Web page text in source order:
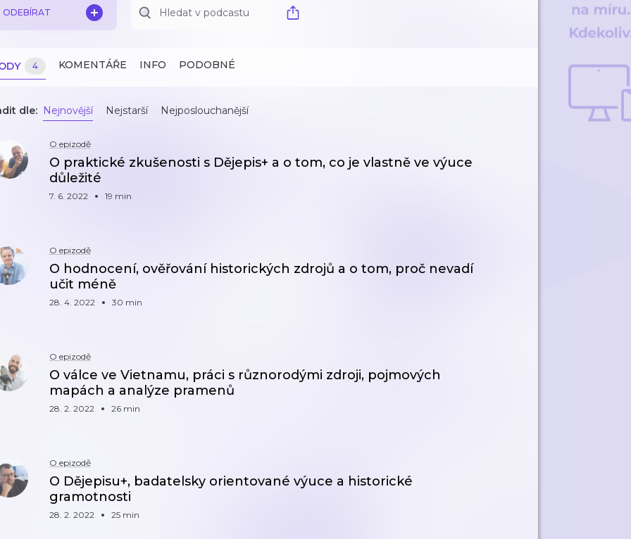
ODEBÍRAT
4 KOMENTÁŘE INFO PODOBNÉ
dle: Nejnovější Nejstarší Nejposlouchanější
O epizodě
O praktické zkušenosti s Dějepis+ a o tom, co je vlastně ve výuce
důležité
7. 6. 2022 19 min
O epizodě
O hodnocení, ověřování historických zdrojů a o tom, proč nevadí
učit méně
28. 4. 2022 30 min
O epizodě
O válce ve Vietnamu, práci s různorodými zdroji, pojmových
mapách a analýze pramenů
28. 2. 2022 26 min
O epizodě
O Dějepisu+, badatelsky orientované výuce a historické
gramotnosti
28. 2. 2022 25 min